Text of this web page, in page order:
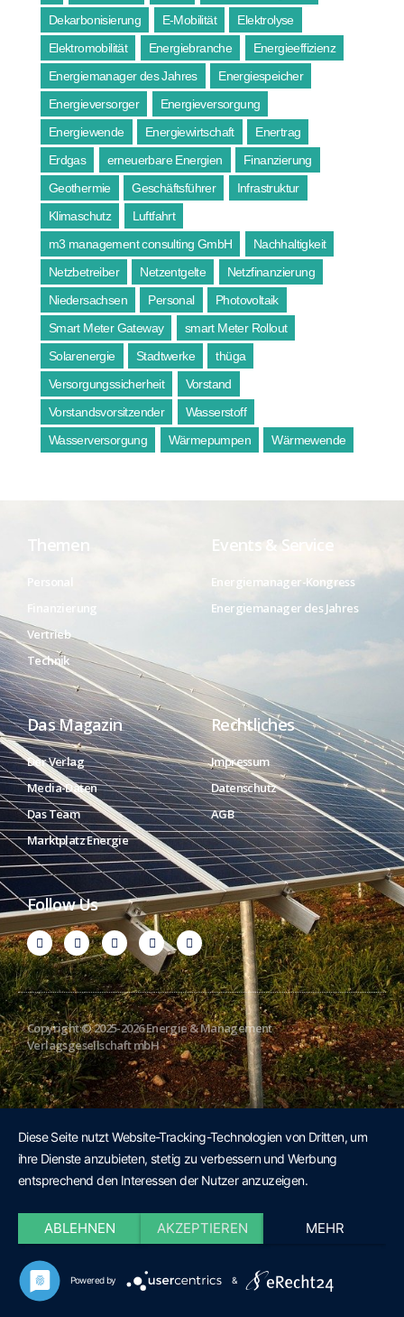
Dekarbonisierung
E-Mobilität
Elektrolyse
Elektromobilität
Energiebranche
Energieeffizienz
Energiemanager des Jahres
Energiespeicher
Energieversorger
Energieversorgung
Energiewende
Energiewirtschaft
Enertrag
Erdgas
erneuerbare Energien
Finanzierung
Geothermie
Geschäftsführer
Infrastruktur
Klimaschutz
Luftfahrt
m3 management consulting GmbH
Nachhaltigkeit
Netzbetreiber
Netzentgelte
Netzfinanzierung
Niedersachsen
Personal
Photovoltaik
Smart Meter Gateway
smart Meter Rollout
Solarenergie
Stadtwerke
thüga
Versorgungssicherheit
Vorstand
Vorstandsvorsitzender
Wasserstoff
Wasserversorgung
Wärmepumpen Wärmewende
Themen
Finanzierung
Vertrieb
Technik
Events & Service
Energiemanager-Kongress
Energiemanager des Jahres
Das Magazin
Der Verlag
Media-Daten
Das Team
Marktplatz Energie
Rechtliches
Impressum
Datenschutz
AGB
Follow Us
Copyright © 2025-2026 Energie & Management
Verlagsgesellschaft mbH
Diese Seite nutzt Website-Tracking-Technologien von Dritten, um
ihre Dienste anzubieten, stetig zu verbessern und Werbung
entsprechend den Interessen der Nutzer anzuzeigen.
ABLEHNEN AKZEPTIEREN MEHR
Powered by &